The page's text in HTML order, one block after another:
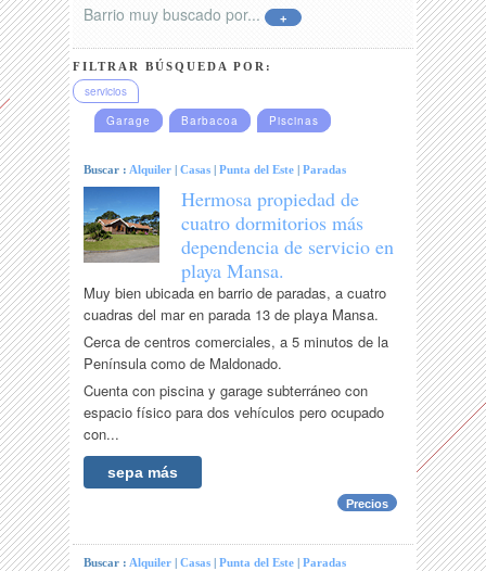
Barrio muy buscado por...
+
FILTRAR BÚSQUEDA POR:
servicios
Garage
Barbacoa Piscinas
Buscar : Alquiler |Casas |Punta del Este |Paradas
Hermosa propiedad de
cuatro dormitorios más
dependencia de servicio en
playa Mansa.
Muy bien ubicada en barrio de paradas, a cuatro
cuadras del mar en parada 13 de playa Mansa.
Cerca de centros comerciales, a 5 minutos de la
Península como de Maldonado.
Cuenta con piscina y garage subterráneo con
espacio físico para dos vehículos pero ocupado
con...
sepa más
Precios
Buscar : Alquiler |Casas |Punta del Este |Paradas